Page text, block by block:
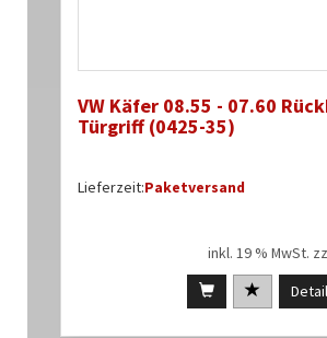
VW Käfer 08.55 - 07.60
Türgriff (0425-35)
Lieferzeit:Paketversand
inkl. 19 % MwSt.